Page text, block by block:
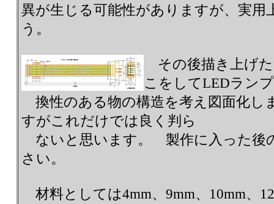
異が生じる可能性がありますが、実用
う。
その後描き上げ
こをしてLEDラン
換性のある物の構造を考え図面化
すがこれだけでは良く判ら
ないと思います。 製作に入った後
さい。
材料としては4mm、9mm、10mm、